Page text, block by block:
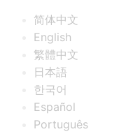
简体中文
English
繁體中文
日本語
한국어
Español
Português